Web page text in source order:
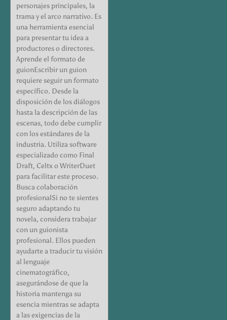
personajes principales, la
trama y el arco narrativo. Es
una herramienta esencial
para presentar tu idea a
productores o directores.
Aprende el formato de
guionEscribir un guion
requiere seguir un formato
específico. Desde la
disposición de los diálogos
hasta la descripción de las
escenas, todo debe cumplir
con los estándares de la
industria. Utiliza software
especializado como Final
Draft, Celtx o WriterDuet
para facilitar este proceso.
Busca colaboración
profesionalSi no te sientes
seguro adaptando tu
novela, considera trabajar
con un guionista
profesional. Ellos pueden
ayudarte a traducir tu visión
al lenguaje
cinematográfico,
asegurándose de que la
historia mantenga su
esencia mientras se adapta
a las exigencias de la